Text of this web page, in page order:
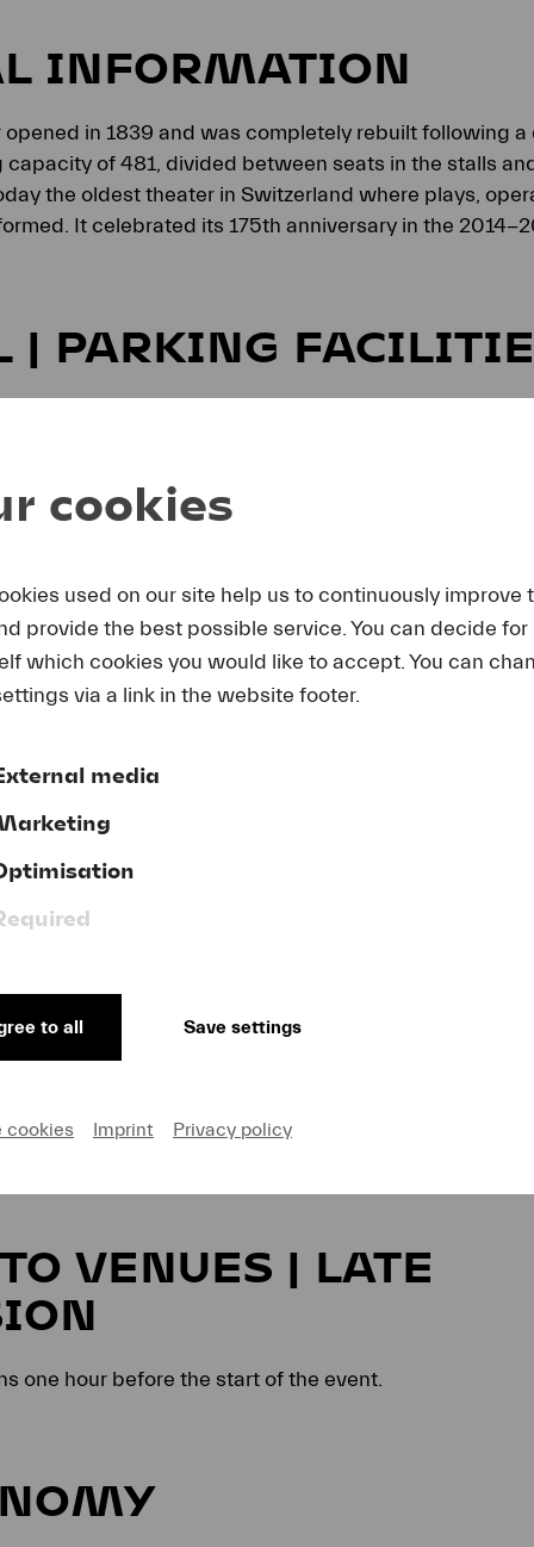
INFORMATION
opened in 1839 and was completely rebuilt following
capacity of 481, divided between seats in the stalls
the oldest theater in Switzerland where plays,
It celebrated its 175th anniversary in the 2014-
| PARKING
discount on public transport to Lucerne. You can
system to indicate parking availability that makes
find a list of all parking garages in the City of Lucerne
Luzerner Theaters befindet sich ebenerdig die
Schirme, grosse Taschen und sperrige
werden, sondern sind beim zuständigen
SEATING
Eingang zum Luzerner Theater. Mit dem Lift
gibt es zwei Rollstuhlplätze im Parkett. Das
Bitte beachten Sie, dass im Zuschauerraum des
platziert werden können.
VENUES | LATE
one hour before the start of the event.
cookies
used on our site help us to continuously improve
provide the best possible service. You can decide for
which cookies you would like to accept. You can
via a link in the website footer.
media
to all Save settings
cookies Imprint Privacy policy